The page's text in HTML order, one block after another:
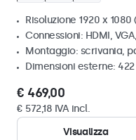
Risoluzione 1920 x 1080
Connessioni: HDMI,
Montaggio: scrivania,
Dimensioni esterne:
€ 469,00
€ 572,18 IVA incl.
Visualizza